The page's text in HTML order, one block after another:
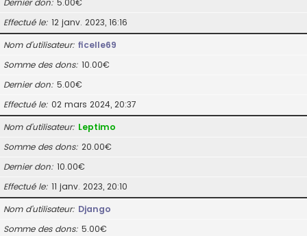
Dernier don 5.00€
Effectué le 12 janv. 2023, 16:16
Nom d’utilisateur ficelle69
Somme des dons 10.00€
Dernier don 5.00€
Effectué le 02 mars 2024, 20:37
Nom d’utilisateur Leptimo
Somme des dons 20.00€
Dernier don 10.00€
Effectué le 11 janv. 2023, 20:10
Nom d’utilisateur Django
Somme des dons 5.00€